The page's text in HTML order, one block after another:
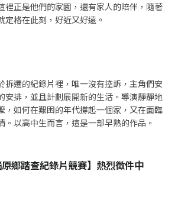
裡正是他們的家園，還有家人的陪伴，隨著
定格在此刻，好近又好遠。
拆遷的紀錄片裡，唯一沒有控訴，主角們安
安排，並且計劃展開新的生活。導演靜靜地
，如何在艱困的年代撐起一個家，又在面臨
。以高中生而言，這是一部早熟的作品。
原鄉踏查紀錄片競賽】熱烈徵件中